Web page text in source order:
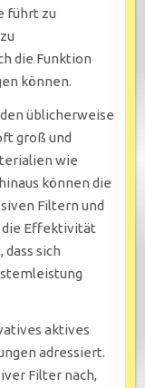
führt zu
die Funktion
können.
üblicherweise
groß und
wie
können die
Filtern und
die Effektivität
sich
aktives
adressiert.
Filter nach,